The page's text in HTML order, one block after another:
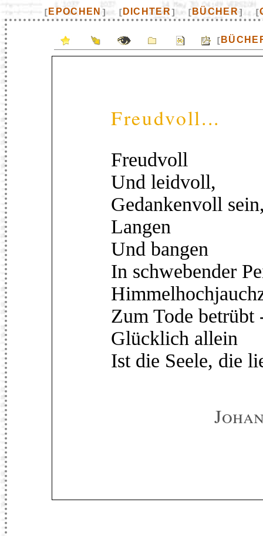
[ EPOCHEN ] [ DICHTER] [ BÜCHER] [
[
Freudvoll...
Freudvoll
Und leidvoll,
Gedankenvoll
Langen
Und bangen
In schwebender
Zum Tode betrübt
Glücklich allein
Ist die Seele, die